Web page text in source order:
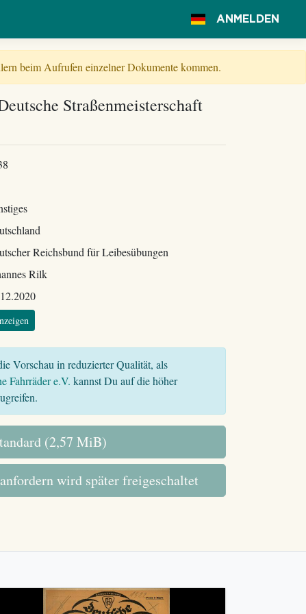
ANMELDEN
beim Aufrufen einzelner Dokumente kommen.
Straßenmeisterschaft
Reichsbund für Leibesübungen
Rilk
Vorschau in reduzierter Qualität, als
Fahrräder e.V. kannst Du auf die höher
(2,57 MiB)
wird später freigeschaltet